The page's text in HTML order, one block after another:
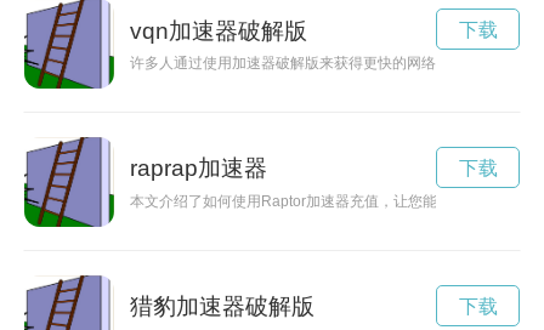
vqn加速器破解版
许多人通过使用加速器破解版来获得更快的网络速度，然而这
下载
raprap加速器
本文介绍了如何使用Raptor加速器充值，让您能够更流畅地享受
下载
猎豹加速器破解版 下载